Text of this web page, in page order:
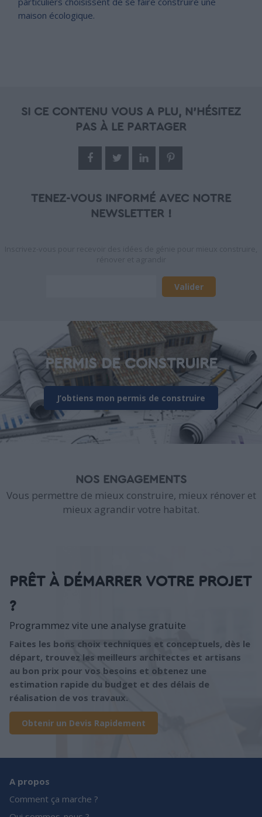
maison écologique.
SI CE CONTENU VOUS A PLU, N'HÉSITEZ
PAS À LE PARTAGER
TENEZ-VOUS INFORMÉ AVEC NOTRE
NEWSLETTER !
PERMIS DE CONSTRUIRE
J’obtiens mon permis de construire
NOS ENGAGEMENTS
Vous permettre de mieux construire, mieux rénover et
mieux agrandir votre habitat.
PRÊT À DÉMARRER VOTRE PROJET
?
Programmez vite une analyse gratuite
Faites les bons choix techniques et conceptuels, dès le
départ, trouvez les meilleurs architectes et artisans
au bon prix pour vos besoins et obtenez une
estimation rapide du budget et des délais de
réalisation de vos travaux.
Obtenir un Devis Rapidement
A propos
Comment ça marche ?